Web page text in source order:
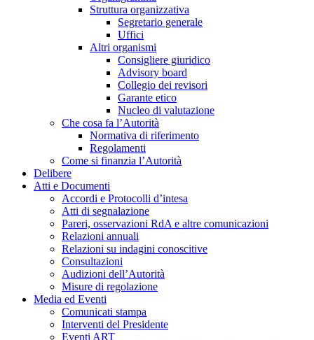
Struttura organizzativa
Segretario generale
Uffici
Altri organismi
Consigliere giuridico
Advisory board
Collegio dei revisori
Garante etico
Nucleo di valutazione
Che cosa fa l’Autorità
Normativa di riferimento
Regolamenti
Come si finanzia l’Autorità
Delibere
Atti e Documenti
Accordi e Protocolli d’intesa
Atti di segnalazione
Pareri, osservazioni RdA e altre comunicazioni
Relazioni annuali
Relazioni su indagini conoscitive
Consultazioni
Audizioni dell’Autorità
Misure di regolazione
Media ed Eventi
Comunicati stampa
Interventi del Presidente
Eventi ART